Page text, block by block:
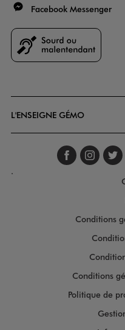
Facebook Messenger
L'ENSEIGNE GÉMO
.
Conditions
Conditions
Politique de